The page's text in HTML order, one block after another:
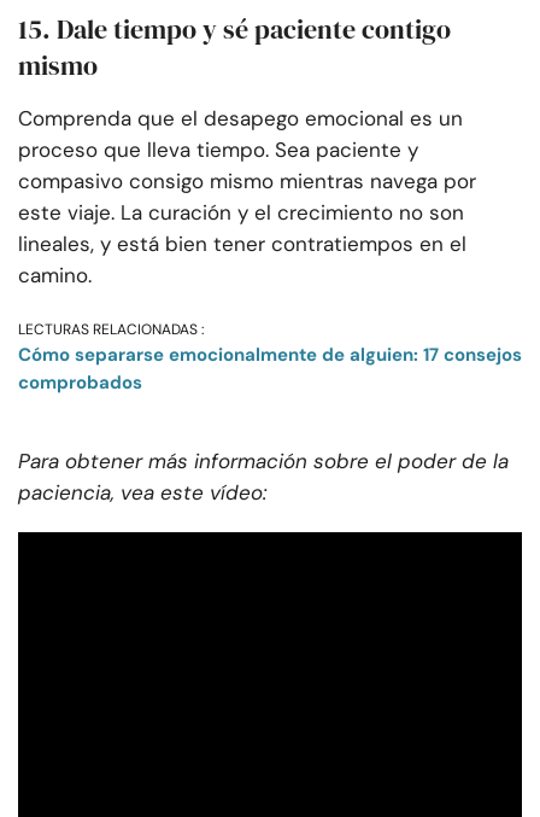
15. Dale tiempo y sé paciente contigo
mismo
Comprenda que el desapego emocional es un
proceso que lleva tiempo. Sea paciente y
compasivo consigo mismo mientras navega por
este viaje. La curación y el crecimiento no son
lineales, y está bien tener contratiempos en el
camino.
LECTURAS RELACIONADAS :
Cómo separarse emocionalmente de alguien: 17 consejos
comprobados
Para obtener más información sobre el poder de la
paciencia, vea este vídeo: